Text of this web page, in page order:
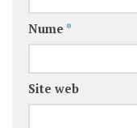
Nume *
Site web